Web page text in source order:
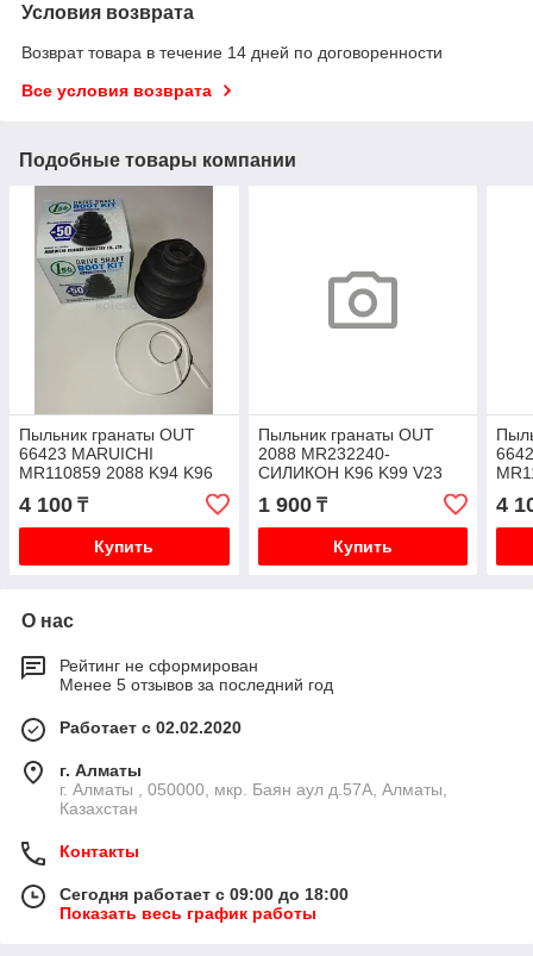
Условия возврата
Возврат товара в течение 14 дней по договоренности
Все условия возврата
Подобные товары компании
Пыльник гранаты OUT
66423 MARUICHI
MR110859 2088 K94 K96
K99 V23 V24 V26 V25 V43
V44 V46 V45 PD8 PE
4 100 ₸
Купить
Пыльник гранаты OUT
2088 MR232240-
СИЛИКОН K96 K99 V23
V24 V26 V25 V43 V44 V46
V45 PD8 PE8 PD6 PF6 P
1 900₸
Купить
V44
4
О нас
Рейтинг не сформирован
Менее 5 отзывов за последний год
Работает с 02.02.2020
г. Алматы
г. Алматы , 050000, мкр. Баян аул д.57А, Алматы,
Казахстан
Контакты
Сегодня работает с 09:00 до 18:00
Показать весь график работы